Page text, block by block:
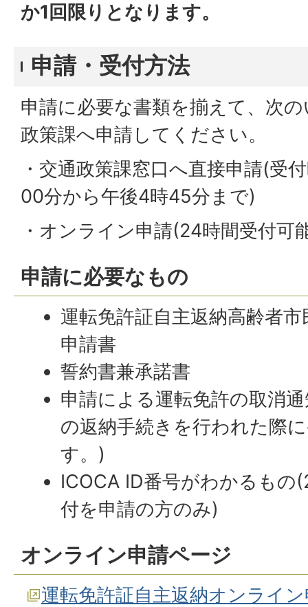
か1回限りとなります。
申請・受付方法
申請に必要な書類を揃えて、次
政策課へ申請してください。
・交通政策課窓口へ直接申請(受
00分から午後4時45分まで)
・オンライン申請(24時間受付可
申請に必要なもの
運転免許証自主返納高齢者
申請書
誓約書兼承諾書
申請による運転免許の取消
の返納手続きを行われた際
す。)
ICOCA ID番号がわかるもの
付を申請の方のみ)
オンライン申請ページ
運転免許証自主返納オンライ